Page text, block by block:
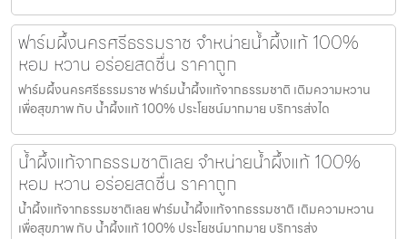
ฟาร์มผึ้งนครศรีธรรมราช จำหน่ายน้ำผึ้งแท้ 100%
หอม หวาน อร่อยสดชื่น ราคาถูก
ฟาร์มผึ้งนครศรีธรรมราช ฟาร์มน้ำผึ้งแท้จากธรรมชาติ เติมความหวาน
เพื่อสุขภาพ กับ น้ำผึ้งแท้ 100% ประโยชน์มากมาย บริการส่งได
น้ำผึ้งแท้จากธรรมชาติเลย จำหน่ายน้ำผึ้งแท้ 100%
หอม หวาน อร่อยสดชื่น ราคาถูก
น้ำผึ้งแท้จากธรรมชาติเลย ฟาร์มน้ำผึ้งแท้จากธรรมชาติ เติมความหวาน
เพื่อสุขภาพ กับ น้ำผึ้งแท้ 100% ประโยชน์มากมาย บริการส่ง